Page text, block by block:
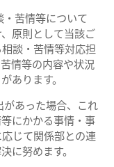
苦情等について
原則として当該ご
談・苦情等対応担
情等の内容や状況
あります。
あった場合、これ
にかかる事情・事
じて関係部との連
に努めます。